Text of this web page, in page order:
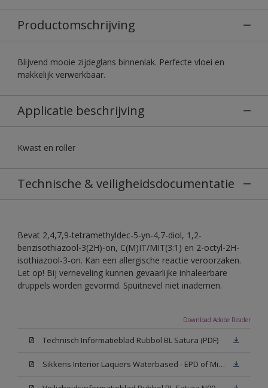
Productomschrijving
Blijvend mooie zijdeglans binnenlak. Perfecte vloei en
makkelijk verwerkbaar.
Applicatie beschrijving
Kwast en roller
Technische & veiligheidsdocumentatie
Bevat 2,4,7,9-tetramethyldec-5-yn-4,7-diol, 1,2-
benzisothiazool-3(2H)-on, C(M)IT/MIT(3:1) en 2-octyl-2H-
isothiazool-3-on. Kan een allergische reactie veroorzaken.
Let op! Bij verneveling kunnen gevaarlijke inhaleerbare
druppels worden gevormd. Spuitnevel niet inademen.
Download Adobe Reader
Technisch Informatieblad Rubbol BL Satura (PDF)
Sikkens Interior Laquers Waterbased - EPD of Milieuproductverklaring